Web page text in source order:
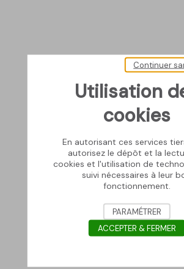
Utilisation
cookies
En autorisant ces services
autorisez le dépôt et la
cookies et l'utilisation de
suivi nécessaires à leur
fonctionnement.
Continuer
PARAMÉTRER
ACCEPTER & FERMER